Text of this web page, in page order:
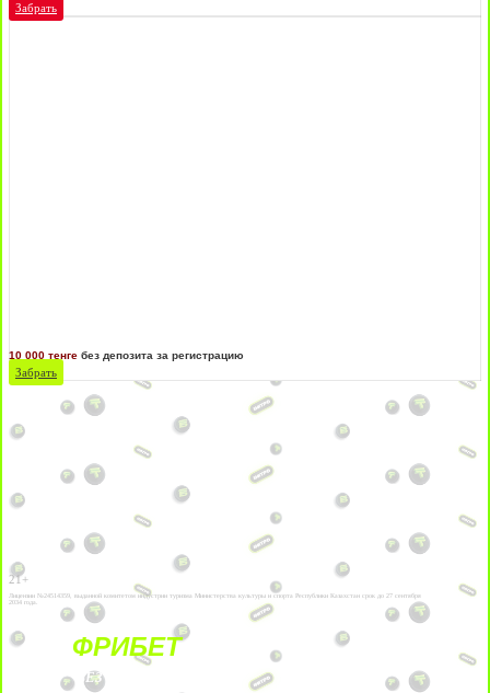
Забрать
10 000 тенге без депозита за регистрацию
Забрать
21+
Лицензии №24514359, выданной комитетом индустрии туризма Министерства культуры и спорта Республики Казахстан срок до 27 сентября
2034 года.
ФРИБЕТ
БЕЗ УСЛОВИЙ